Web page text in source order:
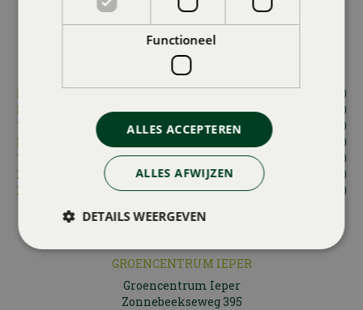
OPENINGSUREN BRUGGE
Maandag
13:30 - 18:30
Dinsdag
09:00 - 18:30
Woensdag
09:00 - 18:30
Donderdag
09:00 - 18:30
Vrijdag
09:00 - 18:30
Zaterdag
09:00 - 18:00
Zondag
09:30 - 12:30
Feestdagen: 9u30-12u30
GROENCENTRUM IEPER
Groencentrum Ieper
Zonnebeekseweg 395
Functioneel
ALLES ACCEPTEREN
ALLES AFWIJZEN
DETAILS WEERGEVEN